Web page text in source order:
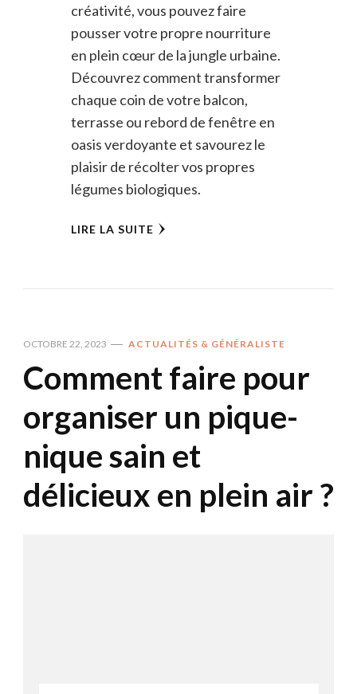
créativité, vous pouvez faire
pousser votre propre nourriture
en plein cœur de la jungle urbaine.
Découvrez comment transformer
chaque coin de votre balcon,
terrasse ou rebord de fenêtre en
oasis verdoyante et savourez le
plaisir de récolter vos propres
légumes biologiques.
LIRE LA SUITE
OCTOBRE 22, 2023 ACTUALITÉS & GÉNÉRALISTE
Comment faire pour
organiser un pique-
nique sain et
délicieux en plein air ?